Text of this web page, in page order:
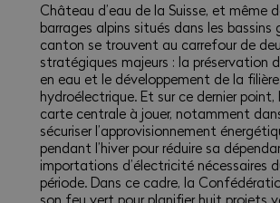
Château d’eau de la Suisse, et même
barrages alpins situés dans les bassins
canton se trouvent au carrefour de
stratégiques majeurs : la préservation
en eau et le développement de la filière
hydroélectrique. Et sur ce dernier point,
carte centrale à jouer, notamment
sécuriser l’approvisionnement
pendant l’hiver pour réduire sa
importations d’électricité nécessaires
période. Dans ce cadre, la